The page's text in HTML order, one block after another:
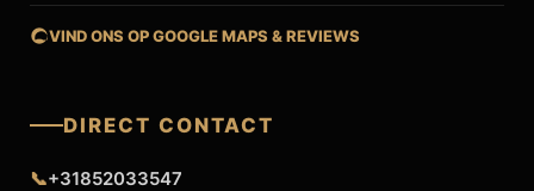
VIND ONS OP GOOGLE MAPS & REVIEWS
DIRECT CONTACT
📞+31852033547